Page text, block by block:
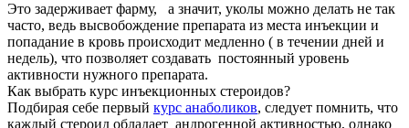
Это задерживает фарму, а значит, уколы можно делать не так
часто, ведь высвобождение препарата из места инъекции и
попадание в кровь происходит медленно ( в течении дней и
недель), что позволяет создавать постоянный уровень
активности нужного препарата.
Как выбрать курс инъекционных стероидов?
Подбирая себе первый курс анаболиков, следует помнить, что
каждый стероид обладает андрогенной активностью, однако